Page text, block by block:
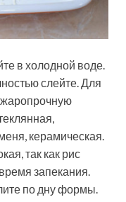
в холодной воде.
слейте. Для
керамическая.
так как рис
запекания.
по дну формы.